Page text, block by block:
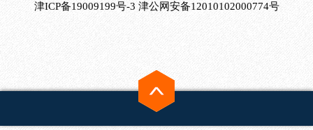
津ICP备19009199号-3 津公网安备12010102000774号